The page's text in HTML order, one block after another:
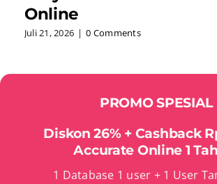
Online
Juli 21, 2026 | 0 Comments
PROMO SPESIAL
Diskon 26% + Cashback
Accurate Online 1
1 Database 1 user + 1 User